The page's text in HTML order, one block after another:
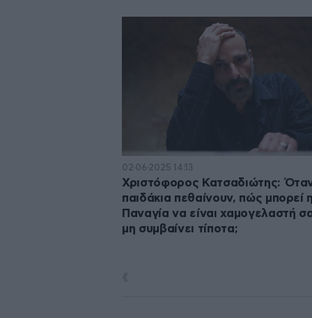
02·06·2025 14:13
Χριστόφορος Κατσαδιώτης:
παιδάκια πεθαίνουν, πώς μπορεί η
Παναγία να είναι χαμογελαστή
μη συμβαίνει τίποτα;